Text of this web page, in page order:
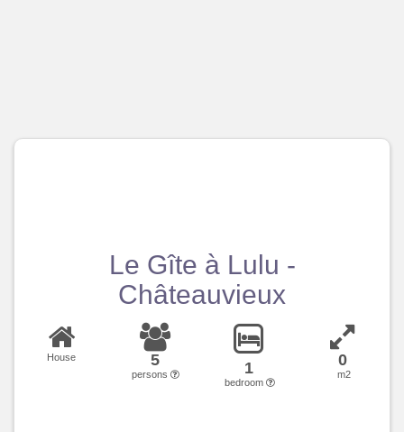
Le Gîte à Lulu -
Châteauvieux
House 5
persons 1
bedroom
0
m2